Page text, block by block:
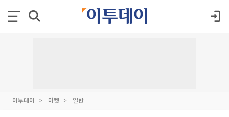
이투데이 마켓 일반